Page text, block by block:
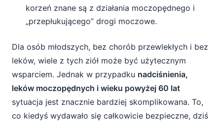
korzeń znane są z działania moczopędnego i
„przepłukującego” drogi moczowe.
Dla osób młodszych, bez chorób przewlekłych i bez
leków, wiele z tych ziół może być użytecznym
wsparciem. Jednak w przypadku nadciśnienia,
leków moczopędnych i wieku powyżej 60 lat
sytuacja jest znacznie bardziej skomplikowana. To,
co kiedyś wydawało się całkowicie bezpieczne, dziś